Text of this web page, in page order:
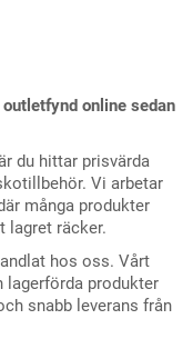
online sedan
du hittar prisvärda
Vi arbetar
många produkter
lagret räcker.
hos oss. Vårt
lagerförda produkter
snabb leverans från